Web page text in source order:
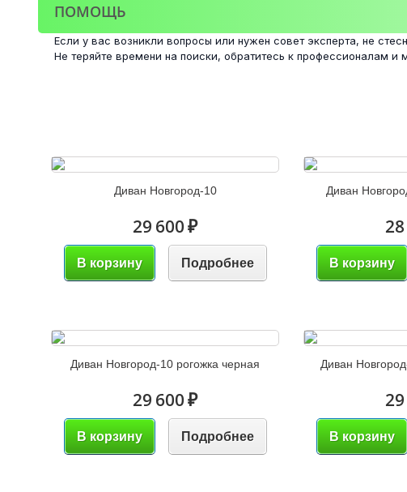
ПОМОЩЬ
Если у вас возникли вопросы или нужен совет эксперта, не
Не теряйте времени на поиски, обратитесь к профессионалам
Диван Новгород-10
29 600 ₽
В корзину Подробнее
Диван
В корзину
Диван Новгород-10 рогожка черная
29 600 ₽
В корзину Подробнее
Диван
В корзину